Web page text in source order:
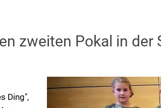
zweiten Pokal in der
Ding",